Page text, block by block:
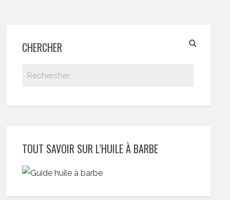
CHERCHER
TOUT SAVOIR SUR L’HUILE À BARBE